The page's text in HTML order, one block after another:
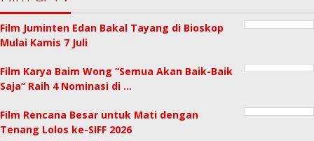
Film Juminten Edan Bakal Tayang di Bioskop
Mulai Kamis 7 Juli
Film Karya Baim Wong “Semua Akan Baik-Baik
Saja” Raih 4 Nominasi di …
Film Rencana Besar untuk Mati dengan
Tenang Lolos ke-SIFF 2026